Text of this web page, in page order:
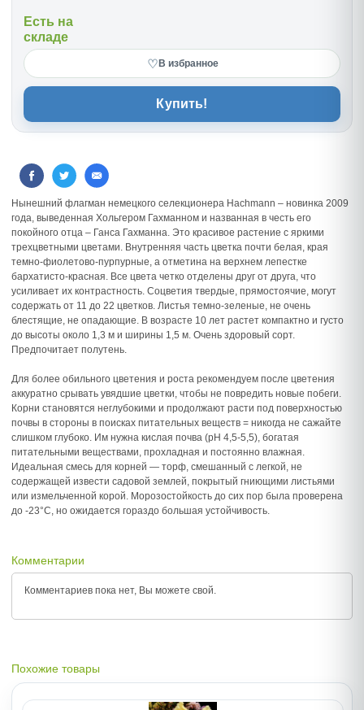
Есть на
складе
♡ В избранное
Купить!
Нынешний флагман немецкого селекционера Hachmann – новинка 2009
года, выведенная Хольгером Гахманном и названная в честь его
покойного отца – Ганса Гахманна. Это красивое растение с яркими
трехцветными цветами. Внутренняя часть цветка почти белая, края
темно-фиолетово-пурпурные, а отметина на верхнем лепестке
бархатисто-красная. Все цвета четко отделены друг от друга, что
усиливает их контрастность. Соцветия твердые, прямостоячие, могут
содержать от 11 до 22 цветков. Листья темно-зеленые, не очень
блестящие, не опадающие. В возрасте 10 лет растет компактно и густо
до высоты около 1,3 м и ширины 1,5 м. Очень здоровый сорт.
Предпочитает полутень.
Для более обильного цветения и роста рекомендуем после цветения
аккуратно срывать увядшие цветки, чтобы не повредить новые побеги.
Корни становятся неглубокими и продолжают расти под поверхностью
почвы в стороны в поисках питательных веществ = никогда не сажайте
слишком глубоко. Им нужна кислая почва (рН 4,5-5,5), богатая
питательными веществами, прохладная и постоянно влажная.
Идеальная смесь для корней — торф, смешанный с легкой, не
содержащей извести садовой землей, покрытый гниющими листьями
или измельченной корой. Морозостойкость до сих пор была проверена
до -23°C, но ожидается гораздо большая устойчивость.
Комментарии
Комментариев пока нет, Вы можете свой.
Похожие товары